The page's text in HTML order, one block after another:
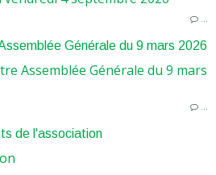
…
Générale du 9 mars 2026
…
de l'association